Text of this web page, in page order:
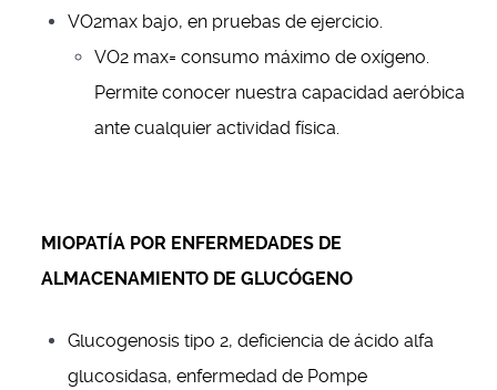
VO2max bajo, en pruebas de ejercicio.
VO2 max= consumo máximo de oxígeno.
Permite conocer nuestra capacidad aeróbica
ante cualquier actividad física.
MIOPATÍA POR ENFERMEDADES DE
ALMACENAMIENTO DE GLUCÓGENO
Glucogenosis tipo 2, deficiencia de ácido alfa
glucosidasa, enfermedad de Pompe